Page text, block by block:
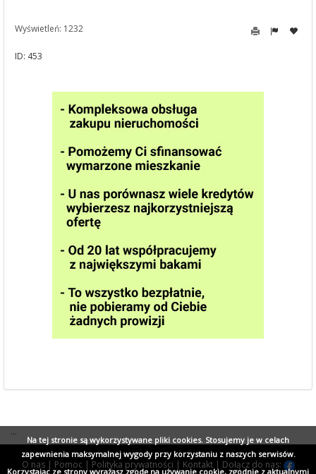
Wyświetleń: 1232
ID: 453
...
O nas| Pomoc | Polityka prywatności | Kontakt| Dołącz do nas:
Na tej stronie są wykorzystywane pliki cookies. Stosujemy je w celach
zapewnienia maksymalnej wygody przy korzystaniu z naszych serwisów.
Korzystając ze strony wyrażasz zgodę na używanie cookie, zgodnie z aktualnymi